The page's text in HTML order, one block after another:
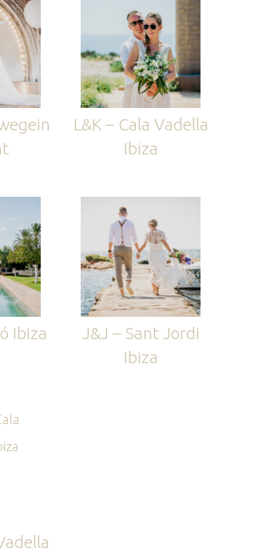
L&K – Cala Vadella
Ibiza
Ibiza
J&J – Sant Jordi
Ibiza